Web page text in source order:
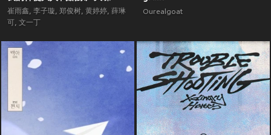
崔雨鑫, 李子璇, 郑俊树, 黄婷婷, 薛琳
可 , 文一丁
Ourealgoat